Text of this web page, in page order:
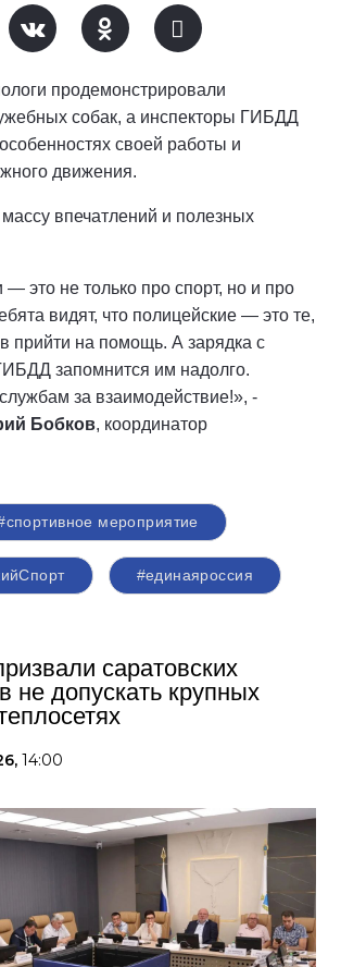
продемонстрировали
собак, а инспекторы ГИБДД
своей работы и
движения.
впечатлений и полезных
— это не только про спорт, но и про
видят, что полицейские — это те,
прийти на помощь. А зарядка с
запомнится им надолго.
за взаимодействие!», -
Бобков, координатор
мероприятие
#единаяроссия
саратовских
не допускать крупных
14:00